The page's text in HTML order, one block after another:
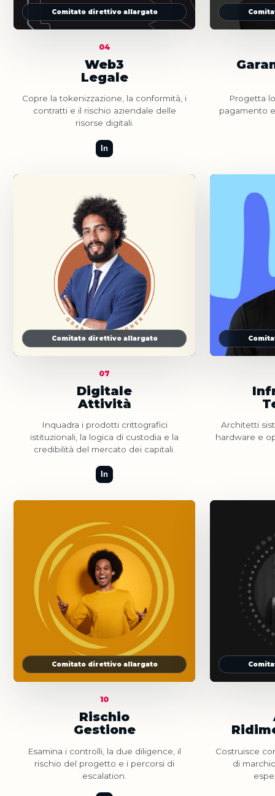
Comitato direttivo allargato
04
Web3
Legale
Copre la tokenizzazione, la conformità, i
contratti e il rischio aziendale delle
risorse digitali.
In
Progetta
pagamento
Comitato direttivo allargato
07
Digitale
Attività
Inquadra i prodotti crittografici
istituzionali, la logica di custodia e la
credibilità del mercato dei capitali.
In
Architetti
hardware e
Comitato direttivo allargato
10
Rischio
Gestione
Esamina i controlli, la due diligence, il
rischio del progetto e i percorsi di
escalation.
Costruisce
di